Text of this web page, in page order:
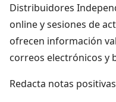
Distribuidores
online y sesiones de
ofrecen información
correos electrónicos y
Redacta notas positivas